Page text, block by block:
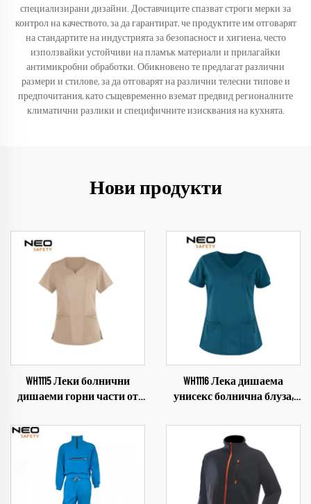
специализирани дизайни. Доставчиците спазват строги мерки за
контрол на качеството, за да гарантират, че продуктите им отговарят
на стандартите на индустрията за безопасност и хигиена, често
използвайки устойчиви на пламък материали и прилагайки
антимикробни обработки. Обикновено те предлагат различни
размери и стилове, за да отговарят на различни телесни типове и
предпочитания, като същевременно вземат предвид регионалните
климатични разлики и специфичните изисквания на кухнята.
Нови продукти
WH1115 Леки болнични
дишаеми горни части от
персонал Водоотблъскващ
плат Униформи с V-образно
деколте Горни части на
униформи за медицински
персонал
WH1116 Лека дишаема
унисекс болнична блуза,
униформа с V-образна
якичка, медицинска
униформа за медицински
персонал